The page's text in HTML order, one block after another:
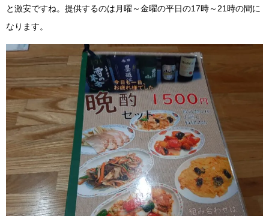
と激安ですね。提供するのは月曜～金曜の平日の17時～21時の間に
なります。